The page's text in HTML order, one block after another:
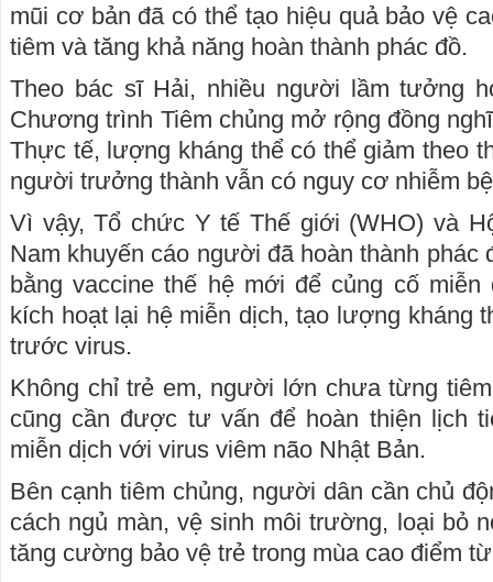
mũi cơ bản đã có thể tạo hiệu quả bảo vệ
tiêm và tăng khả năng hoàn thành phác đồ.
Theo bác sĩ Hải, nhiều người lầm tưởng
Chương trình Tiêm chủng mở rộng đồng
Thực tế, lượng kháng thể có thể giảm theo
người trưởng thành vẫn có nguy cơ nhiễm
Vì vậy, Tổ chức Y tế Thế giới (WHO) và
Nam khuyến cáo người đã hoàn thành phác
bằng vaccine thế hệ mới để củng cố miễn
kích hoạt lại hệ miễn dịch, tạo lượng kháng
trước virus.
Không chỉ trẻ em, người lớn chưa từng
cũng cần được tư vấn để hoàn thiện lịch
miễn dịch với virus viêm não Nhật Bản.
Bên cạnh tiêm chủng, người dân cần chủ
cách ngủ màn, vệ sinh môi trường, loại bỏ
tăng cường bảo vệ trẻ trong mùa cao điểm